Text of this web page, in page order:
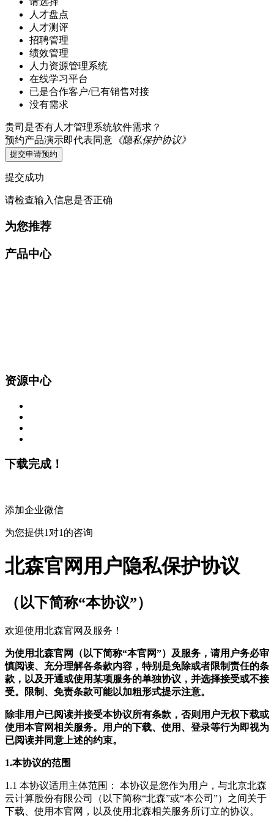
人才盘点
人才测评
招聘管理
绩效管理
人力资源管理系统
在线学习平台
已是合作客户/已有销售对接
没有需求
贵司是否有人才管理系统软件需求？
预约产品演示即代表同意 《隐私保护协议》
提交申请预约
提交成功
请检查输入信息是否正确
为您推荐
产品中心
资源中心
下载完成！
添加企业微信
为您提供1对1的咨询
北森官网用户隐私保护协议
（以下简称“本协议”）
欢迎使用北森官网及服务！
为使用北森官网（以下简称“本官网”）及服务，请用户务必审
慎阅读、充分理解各条款内容，特别是免除或者限制责任的条
款，以及开通或使用某项服务的单独协议，并选择接受或不接
受。限制、免责条款可能以加粗形式提示注意。
除非用户已阅读并接受本协议所有条款，否则用户无权下载或
使用本官网相关服务。用户的下载、使用、登录等行为即视为
已阅读并同意上述的约束。
1.本协议的范围
1.1 本协议适用主体范围： 本协议是您作为用户，与北京北森
云计算股份有限公司（以下简称“北森”或“本公司”）之间关于
下载、使用本官网，以及使用北森相关服务所订立的协议。